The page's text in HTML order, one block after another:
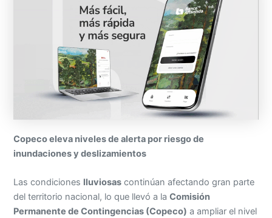
Copeco eleva niveles de alerta por riesgo de
inundaciones y deslizamientos
Las condiciones lluviosas continúan afectando gran parte
del territorio nacional, lo que llevó a laComisión
Permanente de Contingencias (Copeco) a ampliar el nivel